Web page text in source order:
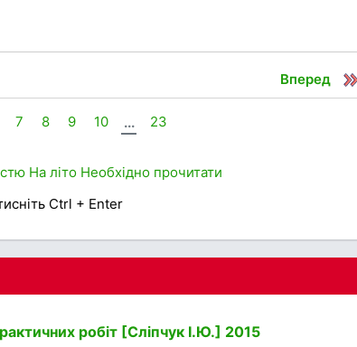
Вперед
7 8 9 10 ... 23
На літо Необхідно прочитати
Ctrl + Enter
робіт [Сліпчук І.Ю.] 2015